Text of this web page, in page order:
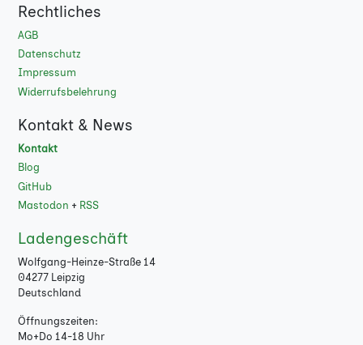
Rechtliches
AGB
Datenschutz
Impressum
Widerrufsbelehrung
Kontakt & News
Kontakt
Blog
GitHub
Mastodon + RSS
Ladengeschäft
Wolfgang-Heinze-Straße 14
04277 Leipzig
Deutschland
Öffnungszeiten:
Mo+Do 14-18 Uhr